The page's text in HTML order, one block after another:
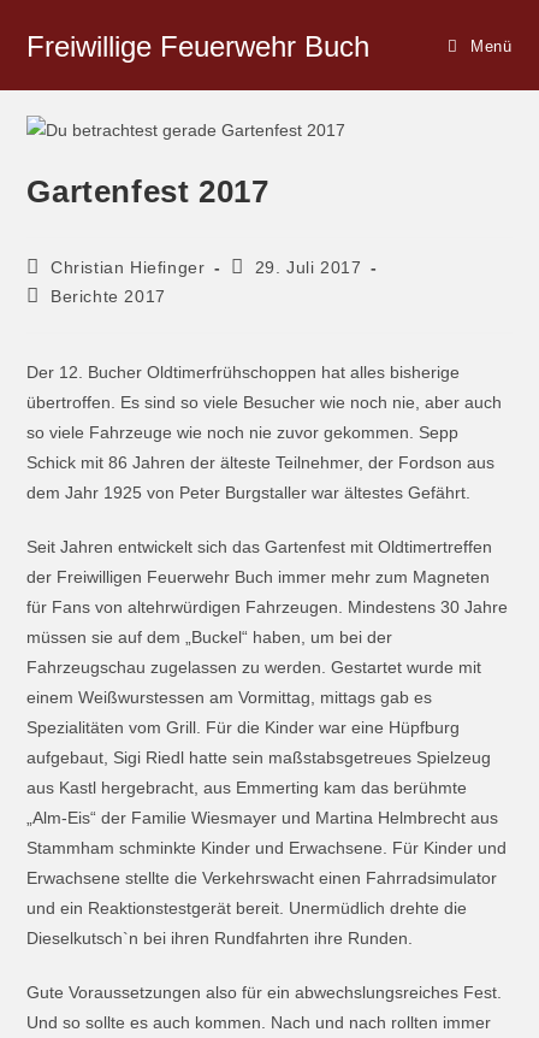
Freiwillige Feuerwehr Buch Menü
Gartenfest 2017
Christian Hiefinger
29. Juli 2017
Berichte 2017
Der 12. Bucher Oldtimerfrühschoppen hat alles bisherige
übertroffen. Es sind so viele Besucher wie noch nie, aber auch
so viele Fahrzeuge wie noch nie zuvor gekommen. Sepp
Schick mit 86 Jahren der älteste Teilnehmer, der Fordson aus
dem Jahr 1925 von Peter Burgstaller war ältestes Gefährt.
Seit Jahren entwickelt sich das Gartenfest mit Oldtimertreffen
der Freiwilligen Feuerwehr Buch immer mehr zum Magneten
für Fans von altehrwürdigen Fahrzeugen. Mindestens 30 Jahre
müssen sie auf dem „Buckel“ haben, um bei der
Fahrzeugschau zugelassen zu werden. Gestartet wurde mit
einem Weißwurstessen am Vormittag, mittags gab es
Spezialitäten vom Grill. Für die Kinder war eine Hüpfburg
aufgebaut, Sigi Riedl hatte sein maßstabsgetreues Spielzeug
aus Kastl hergebracht, aus Emmerting kam das berühmte
„Alm-Eis“ der Familie Wiesmayer und Martina Helmbrecht aus
Stammham schminkte Kinder und Erwachsene. Für Kinder und
Erwachsene stellte die Verkehrswacht einen Fahrradsimulator
und ein Reaktionstestgerät bereit. Unermüdlich drehte die
Dieselkutsch`n bei ihren Rundfahrten ihre Runden.
Gute Voraussetzungen also für ein abwechslungsreiches Fest.
Und so sollte es auch kommen. Nach und nach rollten immer